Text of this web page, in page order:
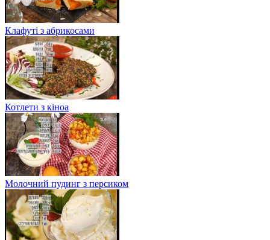
Клафуті з абрикосами
Котлети з кіноа
Молочний пудинг з персиком